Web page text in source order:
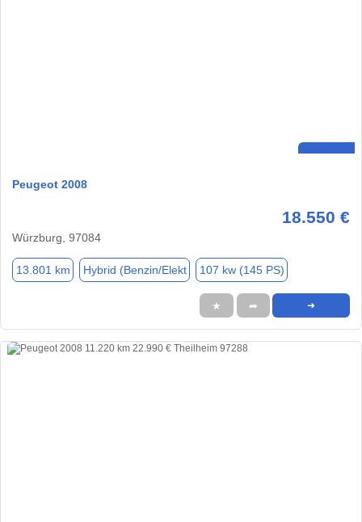
Peugeot 2008
18.550 €
Würzburg, 97084
13.801 km Hybrid (Benzin/Elekt 107 kw (145 PS)
★ ➦ ➜